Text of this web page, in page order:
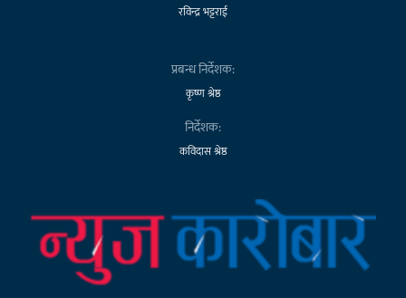
रविन्द्र भट्टराई
प्रबन्ध निर्देशक:
कृष्ण श्रेष्ठ
निर्देशक:
कविदास श्रेष्ठ